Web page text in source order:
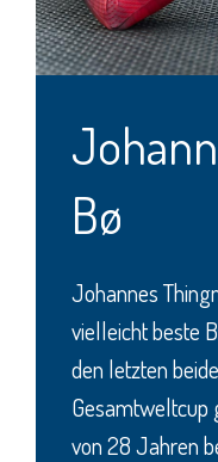
Bø
Johannes
vielleicht beste
den letzten
Gesamtweltcup
von 28 Jahren